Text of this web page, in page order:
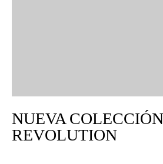
NUEVA
REVOLUTION